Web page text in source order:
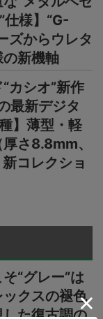
様】“G-
ズからウレタ
の新機軸
カシオ”新作
最新デジタ
】薄型・軽
さ8.8mm、
コレクショ
そ“グレー”は
クスの褪色
た復古調の